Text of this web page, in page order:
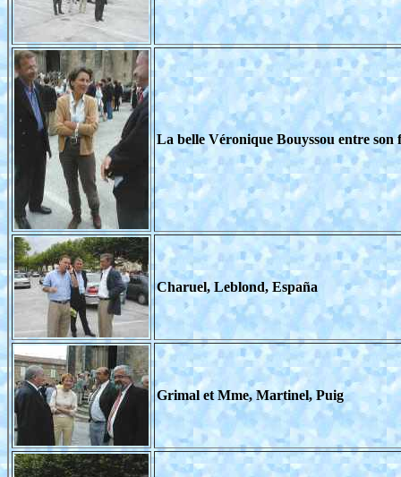
La belle Véronique Bouyssou entre son
Charuel, Leblond, España
Grimal et Mme, Martinel, Puig